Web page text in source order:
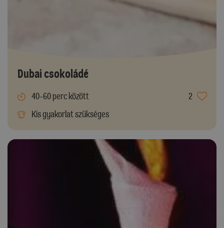
Dubai csokoládé
40-60 perc között
2
Kis gyakorlat szükséges